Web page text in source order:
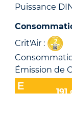
Puissance
Crit'Air :
Émission de
191